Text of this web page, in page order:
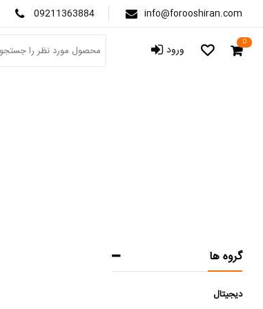
09211363884 info@forooshiran.com
ورود 0
گروه ها
دیجیتال